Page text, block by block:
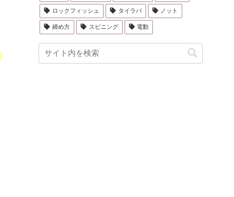
ロックフィッシュ タイラバ ノット
締め方 スピニング 電動